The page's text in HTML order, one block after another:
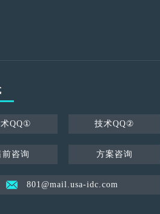
QQ① 技术QQ②
前咨询 方案咨询
801@mail.usa-idc.com